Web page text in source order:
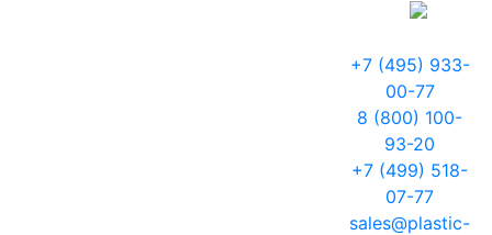
+7 (495) 933-
00-77
8 (800) 100-
93-20
+7 (499) 518-
07-77
sales@plastic-